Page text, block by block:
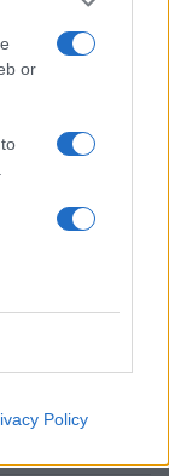
or
Policy
ισχύουν